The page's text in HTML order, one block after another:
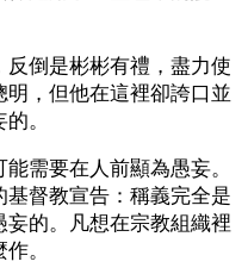
倒是彬彬有禮，盡力使
，但他在這裡卻誇口並
。
需要在人前顯為愚妄。
督教宣告：稱義完全是
的。凡想在宗教組織裡
。